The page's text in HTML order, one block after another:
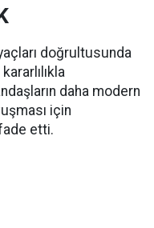
doğrultusunda
daha modern
için
etti.